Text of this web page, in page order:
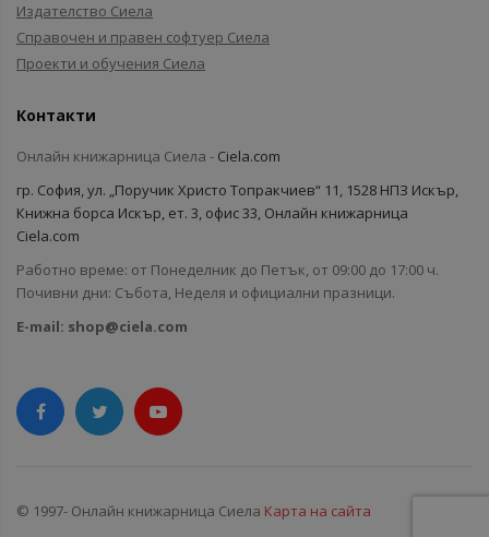
Издателство Сиела
Справочен и правен софтуер Сиела
Проекти и обучения Сиела
Контакти
Онлайн книжарница Сиела - Ciela.com
гр. София, ул. „Поручик Христо Топракчиев“ 11, 1528 НПЗ Искър,
Книжна борса Искър, ет. 3, офис 33, Онлайн книжарница
Ciela.com
Работно време: от Понеделник до Петък, от 09:00 до 17:00 ч.
Почивни дни: Събота, Неделя и официални празници.
E-mail: shop@ciela.com
© 1997- Онлайн книжарница Сиела Карта на сайта